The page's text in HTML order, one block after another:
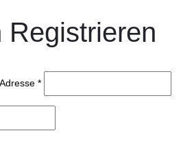
Registrieren
*